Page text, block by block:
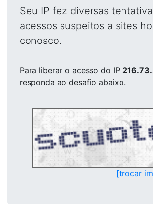
Seu IP fez diversas
acessos suspeitos a sites
conosco.
Para liberar o acesso do IP
responda ao desafio abaixo.
[trocar